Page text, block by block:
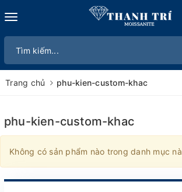
Toggle
Trang chủ phu-kien-custom-khac
phu-kien-custom-khac
Không có sản phẩm nào trong danh mục